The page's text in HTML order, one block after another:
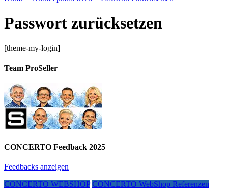
Passwort zurücksetzen
[theme-my-login]
Team ProSeller
CONCERTO Feedback 2025
Feedbacks anzeigen
CONCERTO WEBSHOP CONCERTO WebShop Referenzen